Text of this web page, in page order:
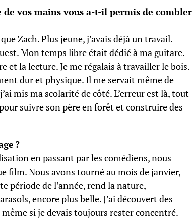
de vos mains vous a-t-il permis de combler
Zach. Plus jeune, j’avais déjà un travail.
Mon temps libre était dédié à ma guitare.
et la lecture. Je me régalais à travailler le bois.
dur et physique. Il me servait même de
mis ma scolarité de côté. L’erreur est là, tout
suivre son père en forêt et construire des
?
en passant par les comédiens, nous
film. Nous avons tourné au mois de janvier,
période de l’année, rend la nature,
encore plus belle. J’ai découvert des
si je devais toujours rester concentré.